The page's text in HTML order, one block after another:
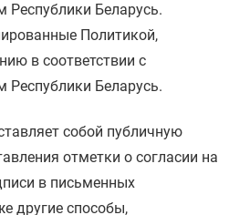
Республики Беларусь.
Политикой,
в соответствии с
Республики Беларусь.
собой публичную
отметки о согласии на
в письменных
другие способы,